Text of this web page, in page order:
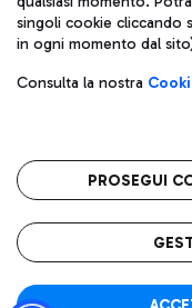
Gelateria
Wine Bar & Sparkling
Raggiungi l’aeroporto
Ristoranti
Scopri la nostra
Mappa Aeroporto
Capitale sociale
Sede legale: Via Pier
telefono +39 06 65951
Privacy policy
singoli cookie cliccando
in ogni momento dal
Consulta la nostra
PROSEGUI